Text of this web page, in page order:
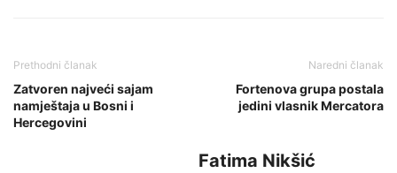
Prethodni članak
Zatvoren najveći sajam
namještaja u Bosni i
Hercegovini
Naredni članak
Fortenova grupa postala
jedini vlasnik Mercatora
Fatima Nikšić